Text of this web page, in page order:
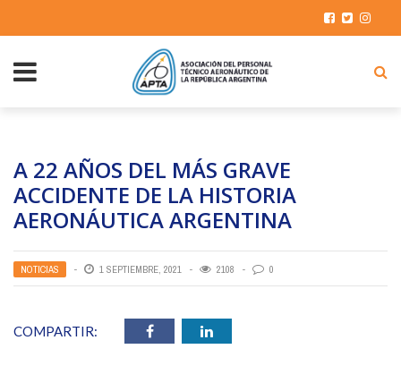
A 22 AÑOS DEL MÁS GRAVE
ACCIDENTE DE LA HISTORIA
AERONÁUTICA ARGENTINA
NOTICIAS 1 SEPTIEMBRE, 2021 2108 0
COMPARTIR: